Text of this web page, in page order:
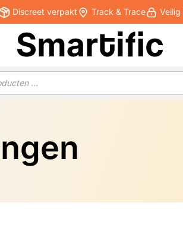
Discreet verpakt Track & Trace Veilig